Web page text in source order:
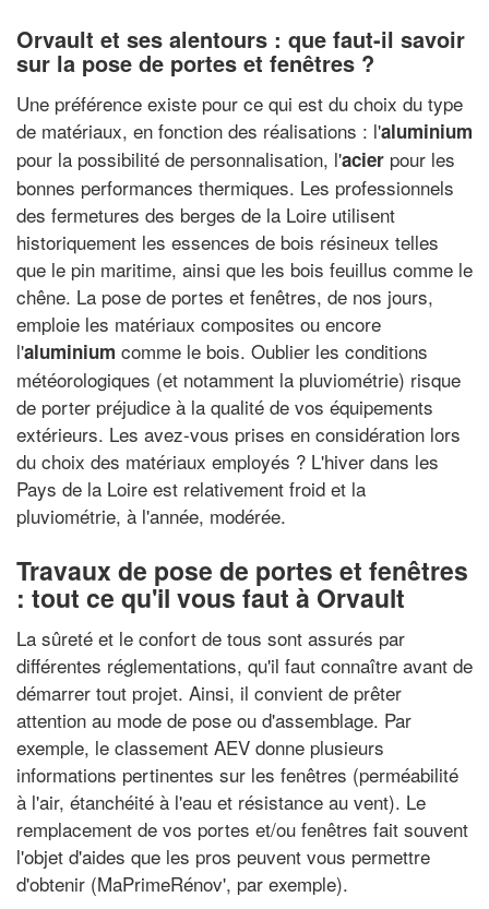
Orvault et ses alentours : que faut-il savoir
sur la pose de portes et fenêtres ?
Une préférence existe pour ce qui est du choix du type
de matériaux, en fonction des réalisations : l'aluminium
pour la possibilité de personnalisation, l'acier pour les
bonnes performances thermiques. Les professionnels
des fermetures des berges de la Loire utilisent
historiquement les essences de bois résineux telles
que le pin maritime, ainsi que les bois feuillus comme le
chêne. La pose de portes et fenêtres, de nos jours,
emploie les matériaux composites ou encore
l'aluminium comme le bois. Oublier les conditions
météorologiques (et notamment la pluviométrie) risque
de porter préjudice à la qualité de vos équipements
extérieurs. Les avez-vous prises en considération lors
du choix des matériaux employés ? L'hiver dans les
Pays de la Loire est relativement froid et la
pluviométrie, à l'année, modérée.
Travaux de pose de portes et fenêtres
: tout ce qu'il vous faut à Orvault
La sûreté et le confort de tous sont assurés par
différentes réglementations, qu'il faut connaître avant de
démarrer tout projet. Ainsi, il convient de prêter
attention au mode de pose ou d'assemblage. Par
exemple, le classement AEV donne plusieurs
informations pertinentes sur les fenêtres (perméabilité
à l'air, étanchéité à l'eau et résistance au vent). Le
remplacement de vos portes et/ou fenêtres fait souvent
l'objet d'aides que les pros peuvent vous permettre
d'obtenir (MaPrimeRénov', par exemple).